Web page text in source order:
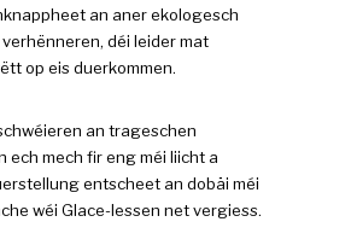
an aner ekologesch
déi leider mat
op eis duerkommen.
an trageschen
ech mech fir eng méi liicht a
entscheet an dobäi méi
wéi Glace-Iessen net vergiess.